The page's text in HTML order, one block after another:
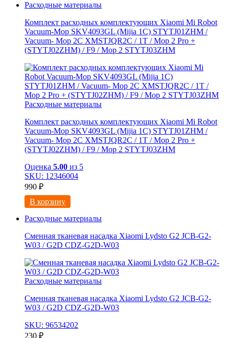
Расходные материалы
Комплект расходных комплектующих Xiaomi Mi Robot
Vacuum-Mop SKV4093GL (Mijia 1C) STYTJ01ZHM /
Vacuum- Mop 2C XMSTJQR2C / 1T / Mop 2 Pro +
(STYTJ02ZHM) / F9 / Mop 2 STYTJ03ZHM
Расходные материалы
Комплект расходных комплектующих Xiaomi Mi Robot
Vacuum-Mop SKV4093GL (Mijia 1C) STYTJ01ZHM /
Vacuum- Mop 2C XMSTJQR2C / 1T / Mop 2 Pro +
(STYTJ02ZHM) / F9 / Mop 2 STYTJ03ZHM
Оценка 5.00 из 5
SKU: 12346004
990 ₽
В корзину
Расходные материалы
Сменная тканевая насадка Xiaomi Lydsto G2 JCB-G2-
W03 / G2D CDZ-G2D-W03
Расходные материалы
Сменная тканевая насадка Xiaomi Lydsto G2 JCB-G2-
W03 / G2D CDZ-G2D-W03
SKU: 96534202
230 ₽